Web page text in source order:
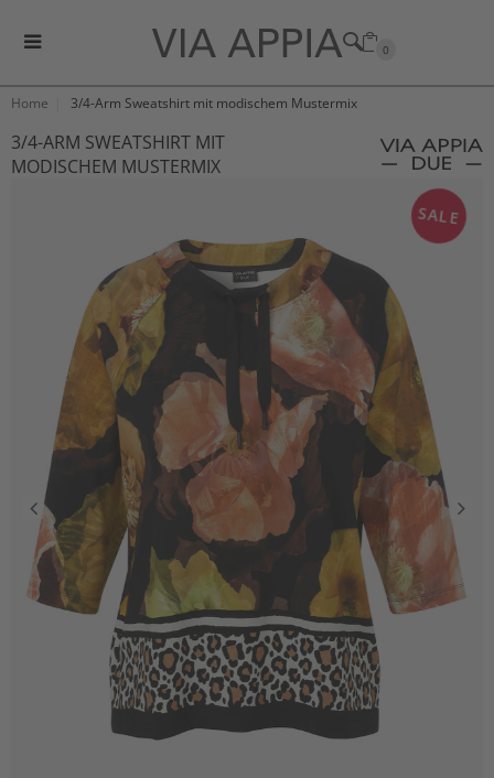
0
Home 3/4-Arm Sweatshirt mit modischem Mustermix
3/4-ARM SWEATSHIRT MIT
MODISCHEM MUSTERMIX
SALE